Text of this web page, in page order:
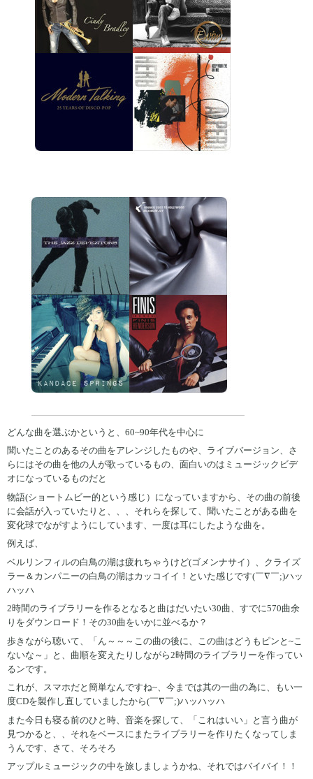
どんな曲を選ぶかというと、60~90年代を中心に
聞いたことのあるその曲をアレンジしたものや、ライブバージョン、さ
らにはその曲を他の人が歌っているもの、面白いのはミュージックビデ
オになっているものだと
物語(ショートムビー的という感じ）になっていますから、その曲の前後
に会話が入っていたりと、、、それらを探して、聞いたことがある曲を
変化球でながすようにしています、一度は耳にしたような曲を。
例えば、
ベルリンフィルの白鳥の湖は疲れちゃうけど(ゴメンナサイ）、クライズ
ラー＆カンパニーの白鳥の湖はカッコイイ！といた感じです(￣∇￣;)ハッ
ハッハ
2時間のライブラリーを作るとなると曲はだいたい30曲、すでに570曲余
りをダウンロード！その30曲をいかに並べるか？
歩きながら聴いて、「ん～～～この曲の後に、この曲はどうもピンと~こ
ないな～」と、曲順を変えたりしながら2時間のライブラリーを作ってい
るンです。
これが、スマホだと簡単なんですね~、今までは其の一曲の為に、もい一
度CDを製作し直していましたから(￣∇￣;)ハッハッハ
また今日も寝る前のひと時、音楽を探して、「これはいい」と言う曲が
見つかると、、それをベースにまたライブラリーを作りたくなってしま
うんです、さて、そろそろ
アップルミュージックの中を旅しましょうかね、それではバイバイ！！